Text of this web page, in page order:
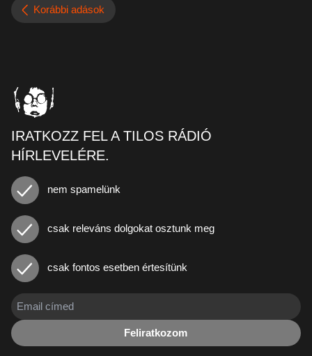
Korábbi adások
IRATKOZZ FEL A TILOS RÁDIÓ
HÍRLEVELÉRE.
nem spamelünk
csak releváns dolgokat osztunk meg
csak fontos esetben értesítünk
Feliratkozom